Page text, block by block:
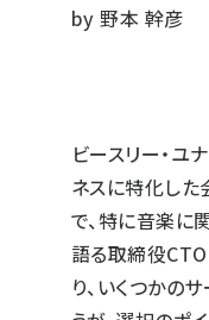
by 野本 幹彦
ビースリー・ユ
ネスに特化した
で、特に音楽に
語る取締役
り、いくつかの